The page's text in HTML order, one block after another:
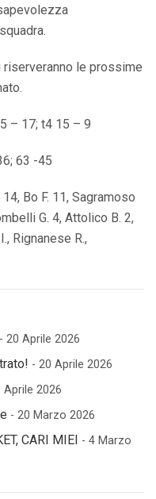
le prossime
– 17; t4 15 – 9
63 -45
Bo F. 11, Sagramoso
G. 4, Attolico B. 2,
Rignanese R.,
- 20 Aprile 2026
- 20 Aprile 2026
Aprile 2026
- 20 Marzo 2026
CARI MIEI - 4 Marzo